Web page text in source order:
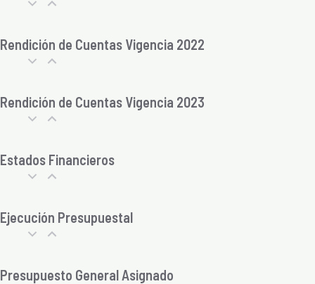
Rendición de Cuentas Vigencia 2022
Rendición de Cuentas Vigencia 2023
Estados Financieros
Ejecución Presupuestal
Presupuesto General Asignado